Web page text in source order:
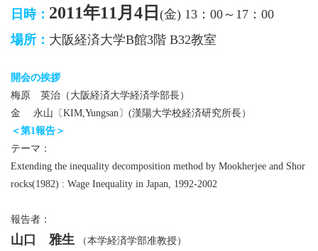
日時： 2011年11月4日 (金) 13：00～17：00
場所： 大阪経済大学B館3階 B32教室
開会の挨拶
梅原 英治（大阪経済大学経済学部長）
金 永山〔KIM,Yungsan〕(漢陽大学校経済研究所長）
＜第1報告＞
テーマ：
Extending the inequality decomposition method by Mookherjee and Shor
rocks(1982) : Wage Inequality in Japan, 1992-2002
報告者：
山口 雅生 （本学経済学部准教授）